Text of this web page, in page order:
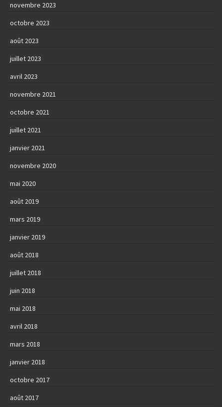
novembre 2023
octobre 2023
août 2023
juillet 2023
avril 2023
novembre 2021
octobre 2021
juillet 2021
janvier 2021
novembre 2020
mai 2020
août 2019
mars 2019
janvier 2019
août 2018
juillet 2018
juin 2018
mai 2018
avril 2018
mars 2018
janvier 2018
octobre 2017
août 2017